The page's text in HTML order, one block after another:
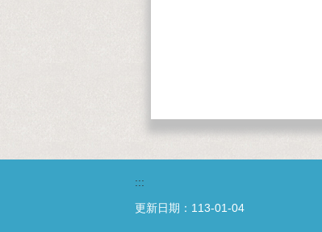
:::
更新日期： 113-01-04